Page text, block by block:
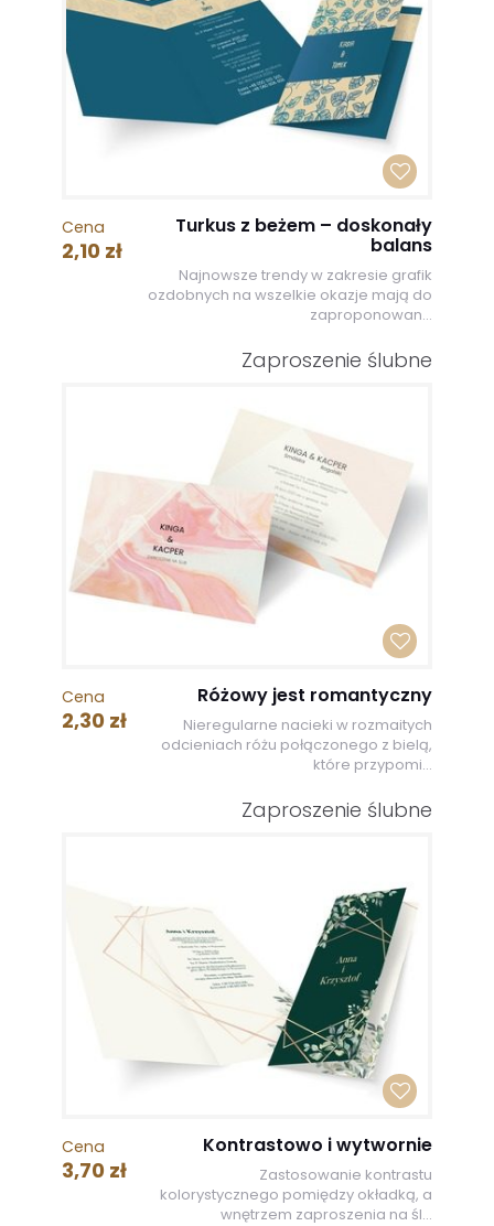
Cena
2,10 zł
Turkus z beżem – doskonały
balans
Najnowsze trendy w zakresie grafik
ozdobnych na wszelkie okazje mają do
zaproponowan...
Zaproszenie ślubne
Cena
2,30 zł
Różowy jest romantyczny
Nieregularne nacieki w rozmaitych
odcieniach różu połączonego z bielą,
które przypomi...
Zaproszenie ślubne
Cena
3,70 zł
Kontrastowo i wytwornie
Zastosowanie kontrastu
kolorystycznego pomiędzy okładką, a
wnętrzem zaproszenia na śl...